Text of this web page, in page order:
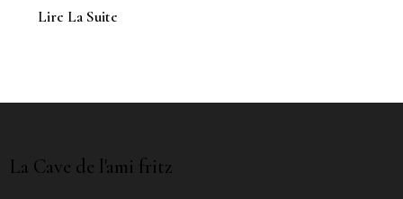
Lire La Suite
La Cave de l'ami fritz